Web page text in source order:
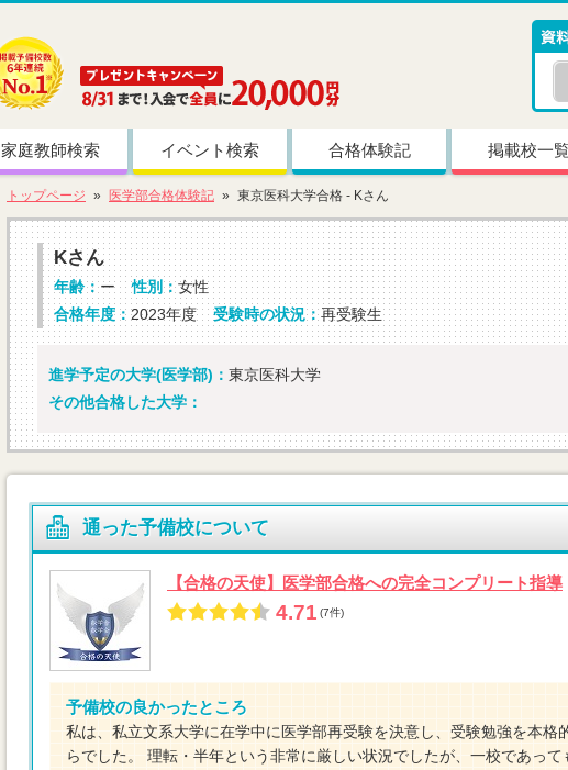
家庭教師検索 イベント検索 合格体験記 掲載校一覧
トップページ 医学部合格体験記 東京医科大学合格 - Kさん
Kさん
年齢：ー 性別：女性
合格年度： 2023年度 受験時の状況：再受験生
進学予定の大学(医学部)： 東京医科大学
その他合格した大学：
通った予備校について
【合格の天使】医学部合格への完全コンプリート指導
4.71 (7件)
予備校の良かったところ
私は、私立文系大学に在学中に医学部再受験を決意し、受験勉強を本格
らでした。 理転・半年という非常に厳しい状況でしたが、一校であって